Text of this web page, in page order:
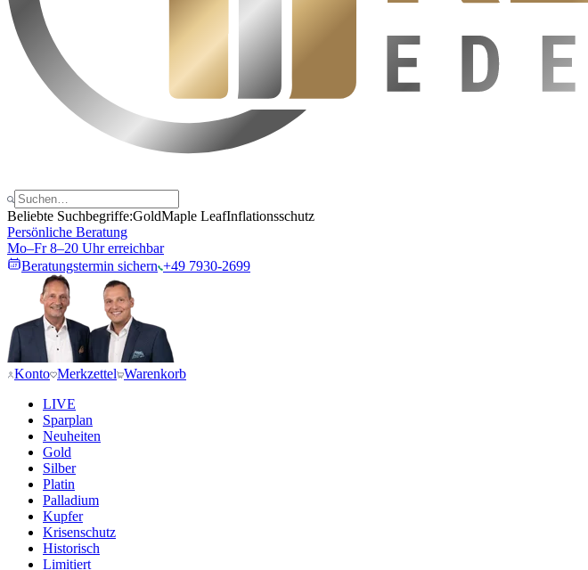
Beliebte Suchbegriffe:GoldMaple LeafInflationsschutz
Persönliche Beratung
Mo–Fr 8–20 Uhr erreichbar
Beratungstermin sichern +49 7930-2699
Konto Merkzettel Warenkorb
LIVE
Sparplan
Neuheiten
Gold
Silber
Platin
Palladium
Kupfer
Krisenschutz
Historisch
Limitiert